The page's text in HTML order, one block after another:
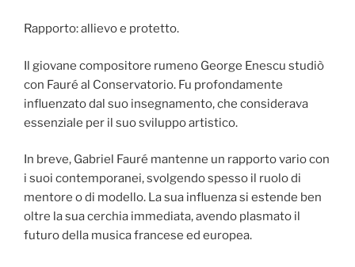
Rapporto: allievo e protetto.
Il giovane compositore rumeno George Enescu studiò
con Fauré al Conservatorio. Fu profondamente
influenzato dal suo insegnamento, che considerava
essenziale per il suo sviluppo artistico.
In breve, Gabriel Fauré mantenne un rapporto vario con
i suoi contemporanei, svolgendo spesso il ruolo di
mentore o di modello. La sua influenza si estende ben
oltre la sua cerchia immediata, avendo plasmato il
futuro della musica francese ed europea.